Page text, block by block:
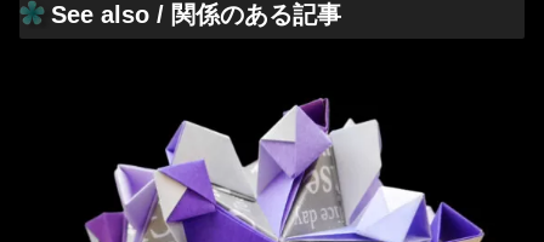
See also / 関係のある記事